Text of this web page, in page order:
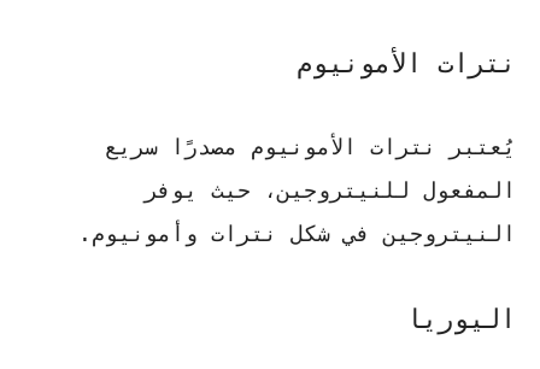
نترات الأمونيوم
يُعتبر نترات الأمونيوم مصدرًا سريع
المفعول للنيتروجين، حيث يوفر
النيتروجين في شكل نترات وأمونيوم.
اليوريا